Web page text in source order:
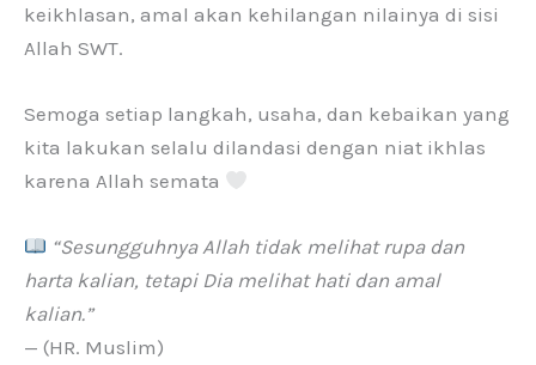
keikhlasan, amal akan kehilangan nilainya di sisi
Allah SWT.
Semoga setiap langkah, usaha, dan kebaikan yang
kita lakukan selalu dilandasi dengan niat ikhlas
karena Allah semata
“Sesungguhnya Allah tidak melihat rupa dan
harta kalian, tetapi Dia melihat hati dan amal
kalian.”
— (HR. Muslim)